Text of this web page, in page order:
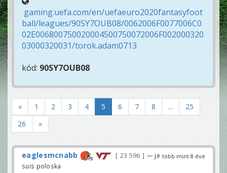
gaming.uefa.com/en/uefaeuro2020fantasyfoot
ball/leagues/90SY7OUB08/0062006F0077006C0
02E006800750020004500750072006F002000320
03000320031/torok.adam0713
kód: 90SY7OUB08
« 1 2 3 4 5 6 7 8 ...
25
26
»
több mint 8 éve
eaglesmcnabb 23 596
— je
suis poloska